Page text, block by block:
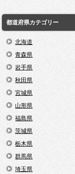
都道府県カテゴリー
北海道
青森県
岩手県
秋田県
宮城県
山形県
福島県
茨城県
栃木県
群馬県
埼玉県